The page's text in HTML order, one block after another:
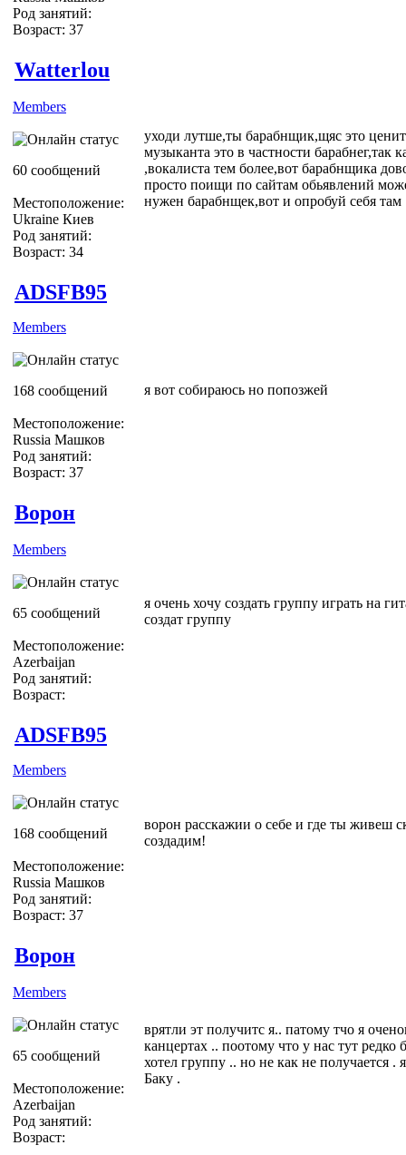
Род занятий:
Возраст: 37
Watterlou
Members
60 сообщений
Местоположение:
Ukraine Киев
Род занятий:
Возраст: 34
уходи лутше,ты барабнщик,щяс это
музыканта это в частности барабнег,так
,вокалиста тем более,вот барабнщика
просто поищи по сайтам обьявлений
нужен барабнщек,вот и опробуй себя там
ADSFB95
Members
168 сообщений
Местоположение:
Russia Машков
Род занятий:
Возраст: 37
я вот собираюсь но попозжей
Ворон
Members
65 сообщений
Местоположение:
Azerbaijan
Род занятий:
Возраст:
я очень хочу создать группу играть на
создат группу
ADSFB95
Members
168 сообщений
Местоположение:
Russia Машков
Род занятий:
Возраст: 37
ворон расскажии о себе и где ты живеш
создадим!
Ворон
Members
65 сообщений
Местоположение:
Azerbaijan
Род занятий:
Возраст:
врятли эт получитс я.. патому тчо я
канцертах .. поотому что у нас тут
хотел группу .. но не как не получается .
Баку .